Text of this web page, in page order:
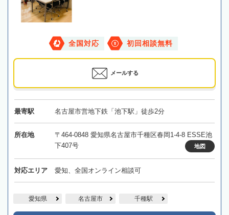
全国対応 初回相談無料
メールする
最寄駅 名古屋市営地下鉄「池下駅」徒歩2分
所在地
〒464-0848 愛知県名古屋市千種区春岡1-4-8 ESSE池
下407号
地図
対応エリア 愛知、全国オンライン相談可
愛知県 名古屋市 千種駅